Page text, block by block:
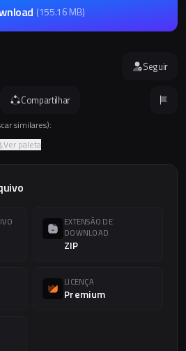
Compartilhar
similares):
Ver paleta
EXTENSÃO DE
DOWNLOAD
ZIP
LICENÇA
Premium
(155.16 MB)
Seguir